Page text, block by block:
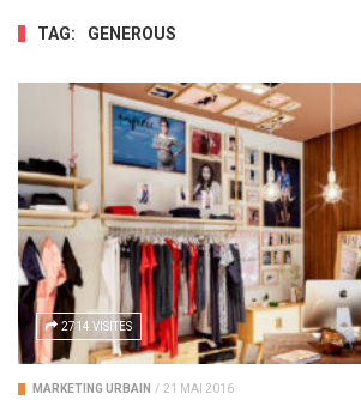
TAG: GENEROUS
2714 VISITES
MARKETING URBAIN / 21 MAI 2016